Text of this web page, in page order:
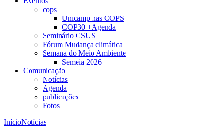
cops
Unicamp nas COPS
COP30 +Agenda
Seminário CSUS
Fórum Mudança climática
Semana do Meio Ambiente
Semeia 2026
Comunicação
Notícias
Agenda
publicações
Fotos
InícioNotícias